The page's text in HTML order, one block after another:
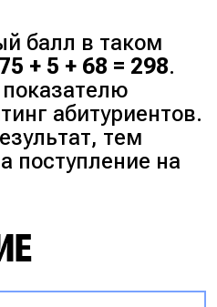
балл в таком
+ 5 + 68 = 298.
абитуриентов.
тем
поступление на